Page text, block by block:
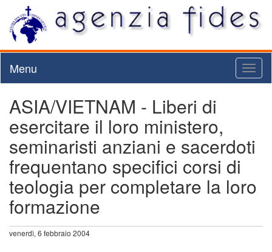
Menu
ASIA/VIETNAM - Liberi di
esercitare il loro ministero,
seminaristi anziani e sacerdoti
frequentano specifici corsi di
teologia per completare la loro
formazione
venerdì, 6 febbraio 2004